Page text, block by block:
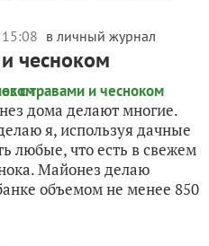
в личный журнал
чесноком
дома делают многие.
я, используя дачные
любые, что есть в свежем
Майонез делаю
объемом не менее 850